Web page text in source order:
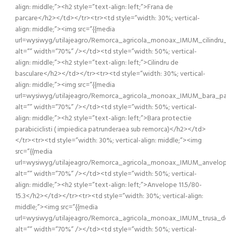
align: middle;”><h2 style=”text-align: left;”>Frana de
parcare</h2></td></tr><tr><td style=”width: 30%; vertical-
align: middle;”><img src=”{{media
url=wysiwyg/utilajeagro/
alt=”” width=”70%” /></td><td style=”width: 50%; vertical-
align: middle;”><h2 style=”text-align: left;”>Cilindru de
basculare</h2></td></tr><tr><td style=”width: 30%; vertical-
align: middle;”><img src=”{{media
url=wysiwyg/utilajeagro/
alt=”” width=”70%” /></td><td style=”width: 50%; vertical-
align: middle;”><h2 style=”text-align: left;”>Bara protectie
parabiciclisti ( impiedica patrunderaea sub remorca)</h2></td>
</tr><tr><td style=”width: 30%; vertical-align: middle;”><img
src=”{{media
url=wysiwyg/utilajeagro/
alt=”” width=”70%” /></td><td style=”width: 50%; vertical-
align: middle;”><h2 style=”text-align: left;”>Anvelope 11.5/80-
15.3</h2></td></tr><tr><td style=”width: 30%; vertical-align:
middle;”><img src=”{{media
url=wysiwyg/utilajeagro/
alt=”” width=”70%” /></td><td style=”width: 50%; vertical-